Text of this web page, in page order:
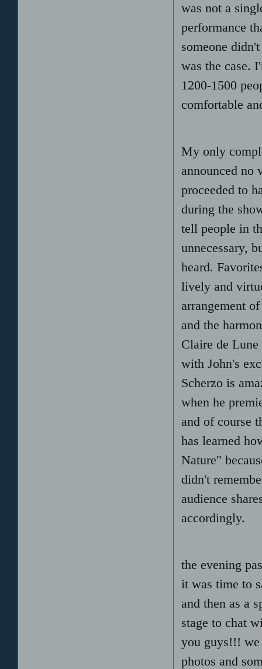
was not a
performance
someone
was the case.
1200-1500
comfortable
My only
announced no
proceeded to
during the
tell people in
unnecessary,
heard.
lively and
arrangement
and the
Claire de
with John's
Scherzo is
when he
and of course
has learned
Nature"
didn't
audience
accordingly.
the evening
it was time to
and then as a
stage to chat
you guys!!! we
photos and